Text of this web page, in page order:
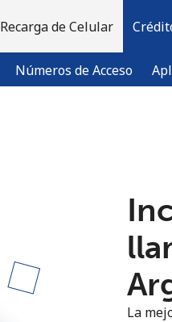
Recarga de Celular
Números de Acceso
¿Ya tienes una cuenta?
Regístrate con
La